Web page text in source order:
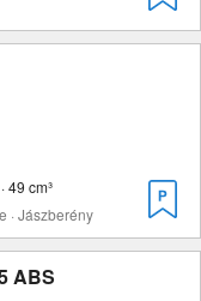
49 cm³
· Jászberény
ABS